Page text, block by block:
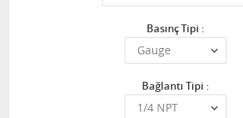
Basınç Tipi :
Bağlantı Tipi :